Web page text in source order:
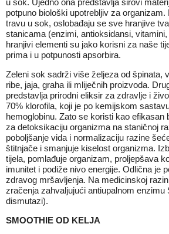
u sok. Ujedno ona predstavlja sirovi
potpuno biološki upotrebljiv za
travu u sok, oslobađaju se sve hranjive
stanicama (enzimi, antioksidansi,
hranjivi elementi su jako korisni za naše
prima i u potpunosti apsorbira.
Zeleni sok sadrži više željeza od špinata,
ribe, jaja, graha ili mliječnih proizvoda.
predstavlja prirodni eliksir za zdravlje i
70% klorofila, koji je po kemijskom
hemoglobinu. Zato se koristi kao efikasan
za detoksikaciju organizma na staničnoj
poboljšanje vida i normalizaciju razine
štitnjače i smanjuje kiselost organizma.
tijela, pomlađuje organizam, proljepšava
imunitet i podiže nivo energije. Odlična je
zdravog mršavljenja. Na medicinskoj
zračenja zahvaljujući antiupalnom
dismutazi).
SMOOTHIE OD KELJA